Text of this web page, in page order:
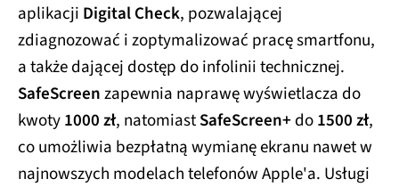
aplikacji Digital Check, pozwalającej
zdiagnozować i zoptymalizować pracę smartfonu,
a także dającej dostęp do infolinii technicznej.
SafeScreenzapewnia naprawę wyświetlacza do
kwoty1000 zł, natomiastSafeScreen+do1500 zł,
co umożliwia bezpłatną wymianę ekranu nawet w
najnowszych modelach telefonów Apple'a. Usługi